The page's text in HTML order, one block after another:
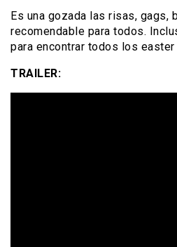
Es una gozada las risas, gags,
recomendable para todos.
para encontrar todos los
TRAILER: